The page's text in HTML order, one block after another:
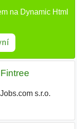
na Dynamic Html
s.r.o.